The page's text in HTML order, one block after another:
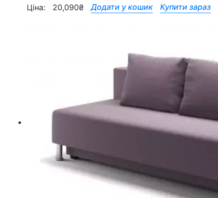
Ціна: 20,090₴ Додати у кошик Купити зараз